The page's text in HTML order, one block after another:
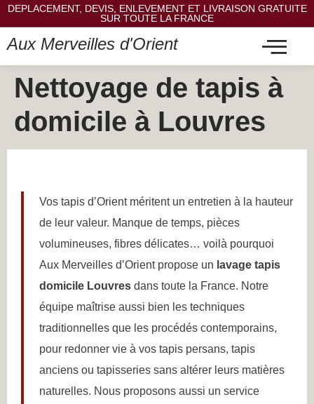
DEPLACEMENT, DEVIS, ENLEVEMENT ET LIVRAISON GRATUITE
SUR TOUTE LA FRANCE
Aux Merveilles d'Orient
Nettoyage de tapis à
domicile à Louvres
Vos tapis d’Orient méritent un entretien à la hauteur
de leur valeur. Manque de temps, pièces
volumineuses, fibres délicates… voilà pourquoi
Aux Merveilles d’Orient propose un lavage tapis
domicile Louvres dans toute la France. Notre
équipe maîtrise aussi bien les techniques
traditionnelles que les procédés contemporains,
pour redonner vie à vos tapis persans, tapis
anciens ou tapisseries sans altérer leurs matières
naturelles. Nous proposons aussi un service